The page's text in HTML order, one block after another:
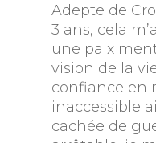
Adepte de
3 ans, cela
une paix
vision de la
confiance en
inaccessible
cachée de